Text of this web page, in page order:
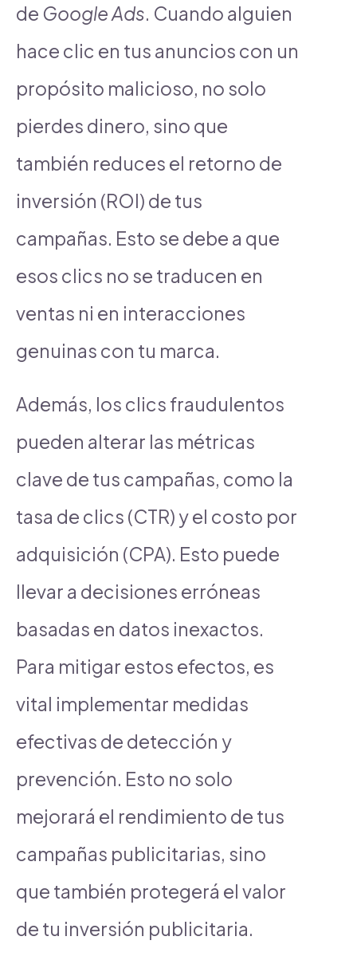
de Google Ads. Cuando alguien
hace clic en tus anuncios con un
propósito malicioso, no solo
pierdes dinero, sino que
también reduces el retorno de
inversión (ROI) de tus
campañas. Esto se debe a que
esos clics no se traducen en
ventas ni en interacciones
genuinas con tu marca.
Además, los clics fraudulentos
pueden alterar las métricas
clave de tus campañas, como la
tasa de clics (CTR) y el costo por
adquisición (CPA). Esto puede
llevar a decisiones erróneas
basadas en datos inexactos.
Para mitigar estos efectos, es
vital implementar medidas
efectivas de detección y
prevención. Esto no solo
mejorará el rendimiento de tus
campañas publicitarias, sino
que también protegerá el valor
de tu inversión publicitaria.